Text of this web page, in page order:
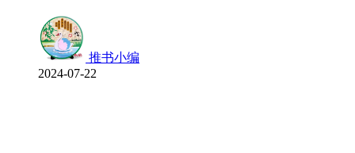
推书小编
2024-07-22